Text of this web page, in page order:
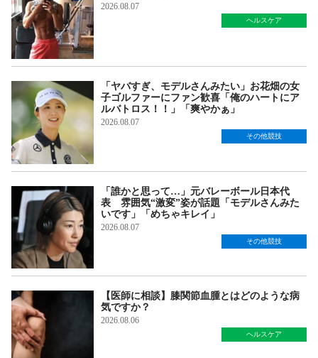
2026.08.07
ヘルスケア
「ヤバすぎ、モデルさんみたい」お花畑の女
子ゴルファーにファン歓喜「俺のハートにア
ルバトロス！！」「爽やかぁ」
2026.08.07
その他競技
「誰かと思って…」元バレーボール日本代
表 雰囲気“激変”姿が話題「モデルさんみた
いです」「めちゃキレイ」
2026.08.07
その他競技
【医師に相談】膝関節血腫とはどのような病
気ですか？
2026.08.06
ヘルスケア